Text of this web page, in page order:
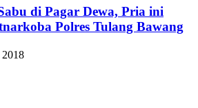
di Pagar Dewa, Pria ini
Polres Tulang Bawang